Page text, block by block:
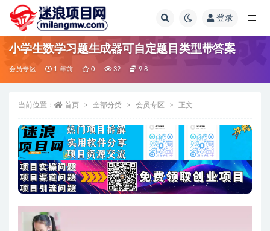
登录
小学生数学习题生成器可自定题目类型带答案
会员专区 1 年前 0 32 9.8
当前位置： 首页 全部分类 会员专区 正文
全部